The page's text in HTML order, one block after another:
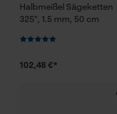
Halbmeißel Sägeketten
325", 1.5 mm, 50 cm
102,48 €*